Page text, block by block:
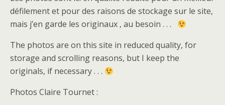
défilement et pour des raisons de stockage sur le site,
mais j’en garde les originaux , au besoin . . .
The photos are on this site in reduced quality, for
storage and scrolling reasons, but I keep the
originals, if necessary . . .
Photos Claire Tournet :